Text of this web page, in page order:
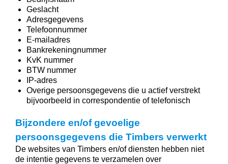
Geslacht
Adresgegevens
Telefoonnummer
E-mailadres
Bankrekeningnummer
KvK nummer
BTW nummer
IP-adres
Overige persoonsgegevens die u actief verstrekt
bijvoorbeeld in correspondentie of telefonisch
Bijzondere en/of gevoelige
persoonsgegevens die Timbers verwerkt
De websites van Timbers en/of diensten hebben niet
de intentie gegevens te verzamelen over